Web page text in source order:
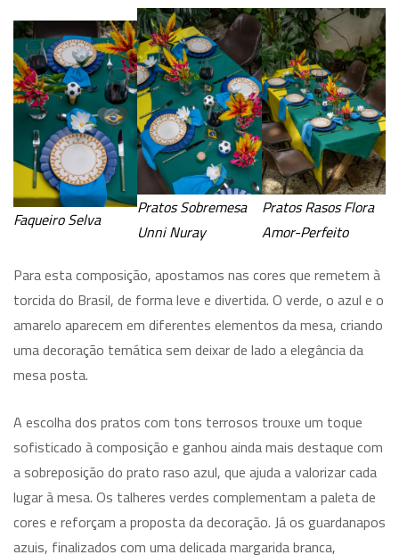
Faqueiro Selva
Pratos Sobremesa
Unni Nuray
Pratos Rasos Flora
Amor-Perfeito
Para esta composição, apostamos nas cores que remetem à
torcida do Brasil, de forma leve e divertida. O verde, o azul e o
amarelo aparecem em diferentes elementos da mesa, criando
uma decoração temática sem deixar de lado a elegância da
mesa posta.
A escolha dos pratos com tons terrosos trouxe um toque
sofisticado à composição e ganhou ainda mais destaque com
a sobreposição do prato raso azul, que ajuda a valorizar cada
lugar à mesa. Os talheres verdes complementam a paleta de
cores e reforçam a proposta da decoração. Já os guardanapos
azuis, finalizados com uma delicada margarida branca,